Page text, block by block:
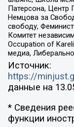
Патерсона, Центр
Немцова за
свободу,
Комитет
Occupation of
медиа,
Источник:
https://
данные на
* Сведения
функции